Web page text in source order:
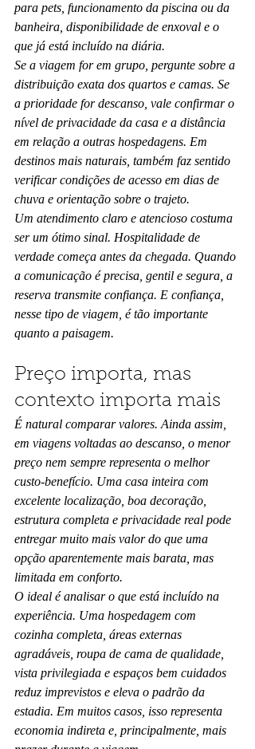
para pets, funcionamento da piscina ou da
banheira, disponibilidade de enxoval e o
que já está incluído na diária.
Se a viagem for em grupo, pergunte sobre a
distribuição exata dos quartos e camas. Se
a prioridade for descanso, vale confirmar o
nível de privacidade da casa e a distância
em relação a outras hospedagens. Em
destinos mais naturais, também faz sentido
verificar condições de acesso em dias de
chuva e orientação sobre o trajeto.
Um atendimento claro e atencioso costuma
ser um ótimo sinal. Hospitalidade de
verdade começa antes da chegada. Quando
a comunicação é precisa, gentil e segura, a
reserva transmite confiança. E confiança,
nesse tipo de viagem, é tão importante
quanto a paisagem.
Preço importa, mas
contexto importa mais
É natural comparar valores. Ainda assim,
em viagens voltadas ao descanso, o menor
preço nem sempre representa o melhor
custo-benefício. Uma casa inteira com
excelente localização, boa decoração,
estrutura completa e privacidade real pode
entregar muito mais valor do que uma
opção aparentemente mais barata, mas
limitada em conforto.
O ideal é analisar o que está incluído na
experiência. Uma hospedagem com
cozinha completa, áreas externas
agradáveis, roupa de cama de qualidade,
vista privilegiada e espaços bem cuidados
reduz imprevistos e eleva o padrão da
estadia. Em muitos casos, isso representa
economia indireta e, principalmente, mais